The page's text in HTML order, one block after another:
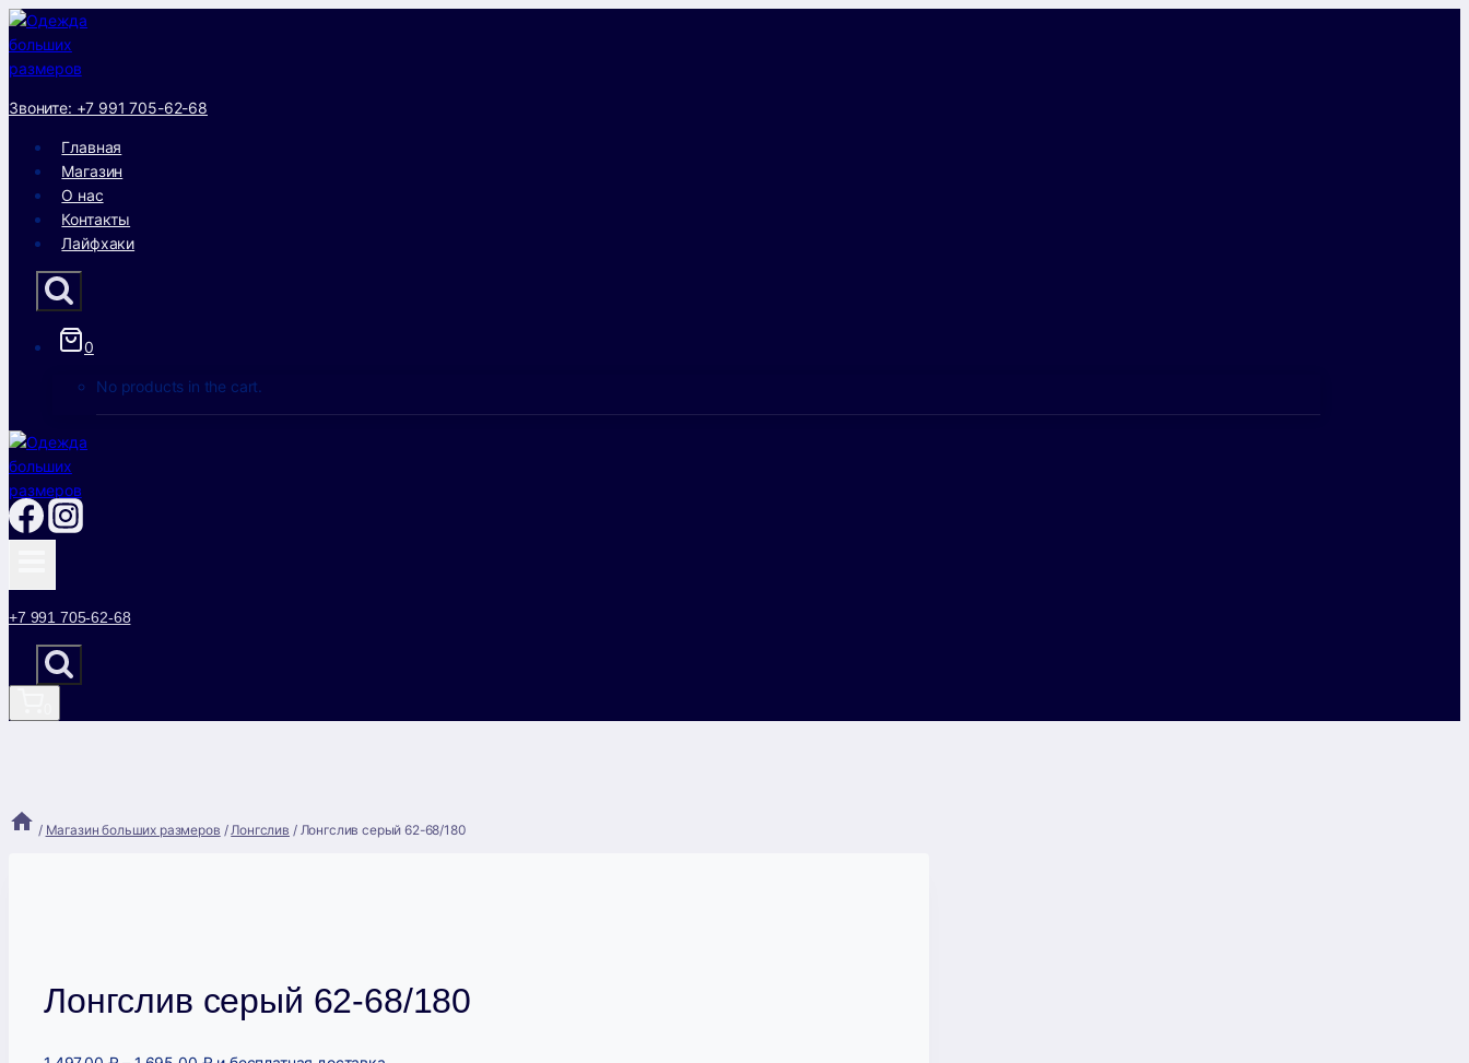
Перейти
к
содержанию
Звоните: +7 991 705-62-68
Главная
Магазин
О нас
Контакты
Лайфхаки
0
No products in the cart.
+7 991 705-62-68
/ Магазин больших размеров /Лонгслив / Лонгслив серый 62-68/180
Лонгслив серый 62-68/180